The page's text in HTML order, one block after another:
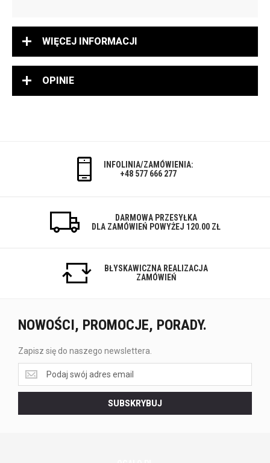
WIĘCEJ INFORMACJI
OPINIE
INFOLINIA/ZAMÓWIENIA:
+48 577 666 277
DARMOWA PRZESYŁKA
DLA ZAMÓWIEŃ POWYŻEJ 120.00 ZŁ
BŁYSKAWICZNA REALIZACJA
ZAMÓWIEŃ
NOWOŚCI, PROMOCJE, PORADY.
Zapisz się do naszego newslettera.
Zapisz
się
do
newslettera.
SUBSKRYBUJ